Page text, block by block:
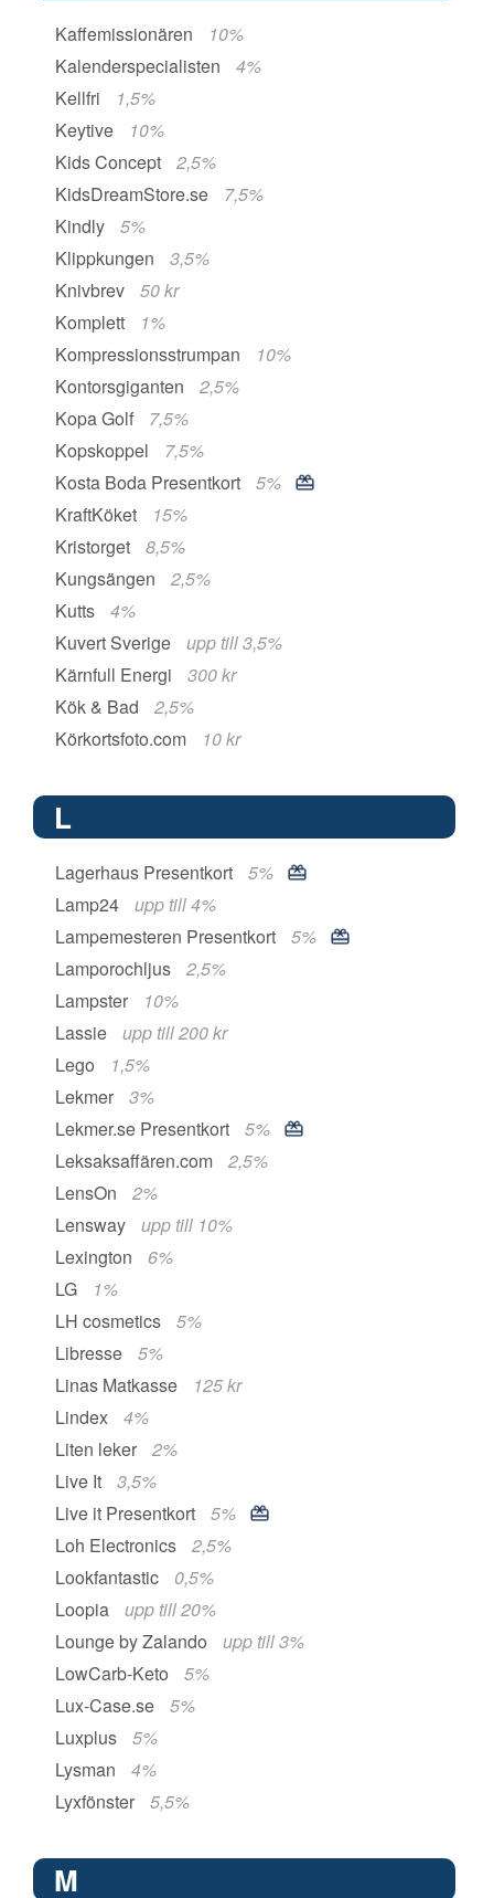
Kaffemissionären
10%
Kalenderspecialisten
4%
Kellfri
1,5%
Keytive
10%
Kids Concept
2,5%
KidsDreamStore.se
7,5%
Kindly
5%
Klippkungen
3,5%
Knivbrev
50 kr
Komplett
1%
Kompressionsstrumpan
10%
Kontorsgiganten
2,5%
Kopa Golf
7,5%
Kopskoppel
7,5%
Kosta Boda Presentkort
5%
KraftKöket
15%
Kristorget
8,5%
Kungsängen
2,5%
Kutts
4%
Kuvert Sverige
upp till 3,5%
Kärnfull Energi
300 kr
Kök & Bad
2,5%
Körkortsfoto.com
10 kr
L
Lagerhaus Presentkort
5%
Lamp24
upp till 4%
Lampemesteren Presentkort
5%
Lamporochljus
2,5%
Lampster
10%
Lassie
upp till 200 kr
Lego
1,5%
Lekmer
3%
Lekmer.se Presentkort
5%
Leksaksaffären.com
2,5%
LensOn
2%
Lensway
upp till 10%
Lexington
6%
LG
1%
LH cosmetics
5%
Libresse
5%
Linas Matkasse
125 kr
Lindex
4%
Liten leker
2%
Live It
3,5%
Live it Presentkort
5%
Loh Electronics
2,5%
Lookfantastic
0,5%
Loopia
upp till 20%
Lounge by Zalando
upp till 3%
LowCarb-Keto
5%
Lux-Case.se
5%
Luxplus
5%
Lysman
4%
Lyxfönster
5,5%
M